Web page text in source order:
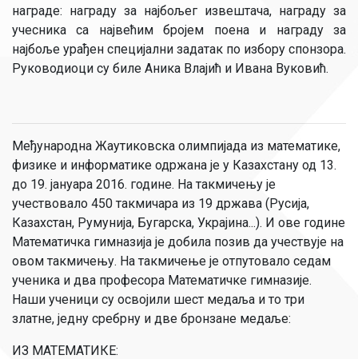
награде: награду за најбољег извештача, награду за
учесника са највећим бројем поена и награду за
најбоље урађен специјални задатак по избору спонзора.
Руководиоци су биле Аника Влајић и Ивана Вуковић.
Међународна Жаутиковска олимпијада из математике,
физике и информатике одржана је у Казахстану од 13.
до 19. јануара 2016. године. На такмичењу је
учествовало 450 такмичара из 19 држава (Русија,
Казахстан, Румунија, Бугарска, Украјина...). И ове године
Математичка гимназија је добила позив да учествује на
овом такмичењу. На такмичење је отпутовало седам
ученика и два професора Математичке гимназије.
Наши ученици су освојили шест медаља и то три
златне, једну сребрну и две бронзане медаље:
ИЗ МАТЕМАТИКЕ: